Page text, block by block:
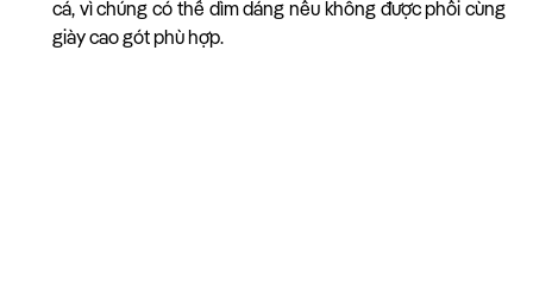
cá, vì chúng có thể dìm dáng nếu không được phối cùng
giày cao gót phù hợp.